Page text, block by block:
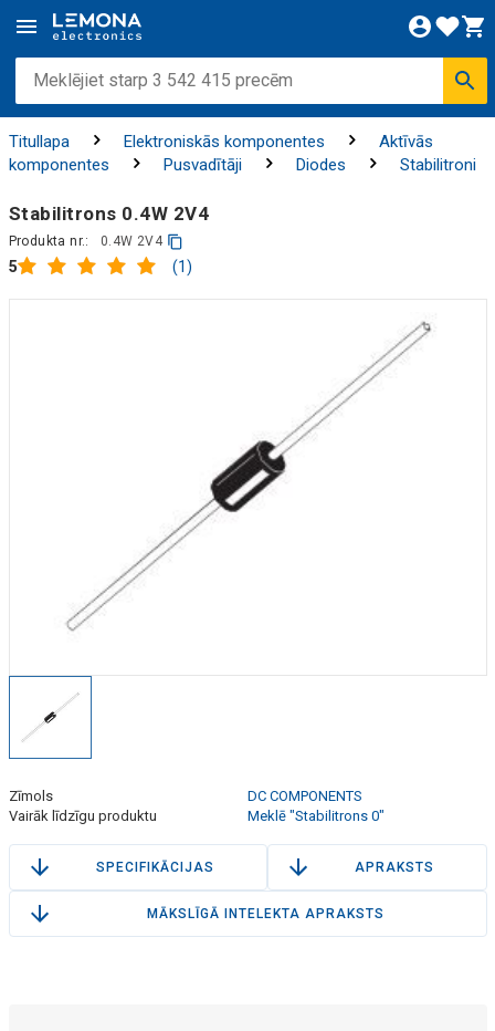
Titullapa Elektroniskās komponentes
Aktīvās
komponentes
Pusvadītāji Diodes Stabilitroni
Stabilitrons 0.4W 2V4
5 (1)
Produkta nr.: 0.4W 2V4
Zīmols
DC COMPONENTS
Vairāk līdzīgu produktu
Meklē "Stabilitrons 0"
SPECIFIKĀCIJAS APRAKSTS
MĀKSLĪGĀ INTELEKTA APRAKSTS